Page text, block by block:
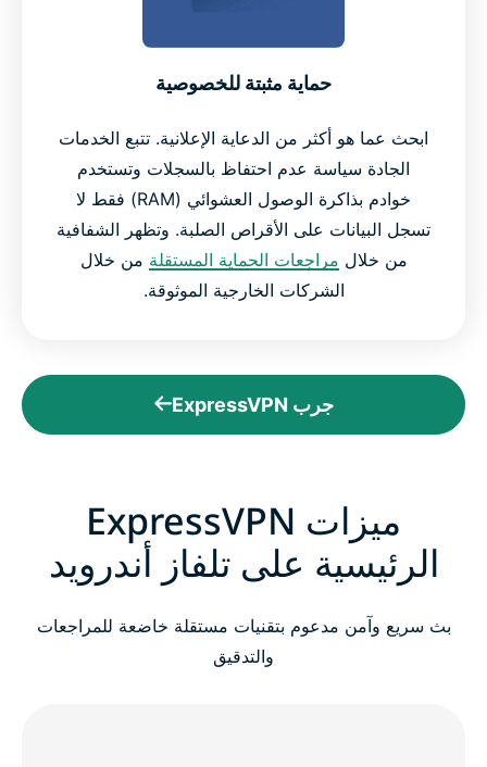
حماية مثبتة للخصوصية
ابحث عما هو أكثر من الدعاية الإعلانية. تتبع الخدمات
الجادة سياسة عدم احتفاظ بالسجلات وتستخدم
خوادم بذاكرة الوصول العشوائي (RAM) فقط لا
تسجل البيانات على الأقراص الصلبة. وتظهر الشفافية
من خلال مراجعات الحماية المستقلة من خلال
الشركات الخارجية الموثوقة.
جرب ExpressVPN
ميزات ExpressVPN
الرئيسية على تلفاز أندرويد
بث سريع وآمن مدعوم بتقنيات مستقلة خاضعة للمراجعات
والتدقيق